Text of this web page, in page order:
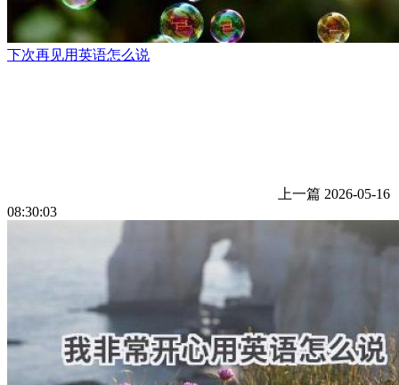
下次再见用英语怎么说
上一篇 2026-05-16
08:30:03